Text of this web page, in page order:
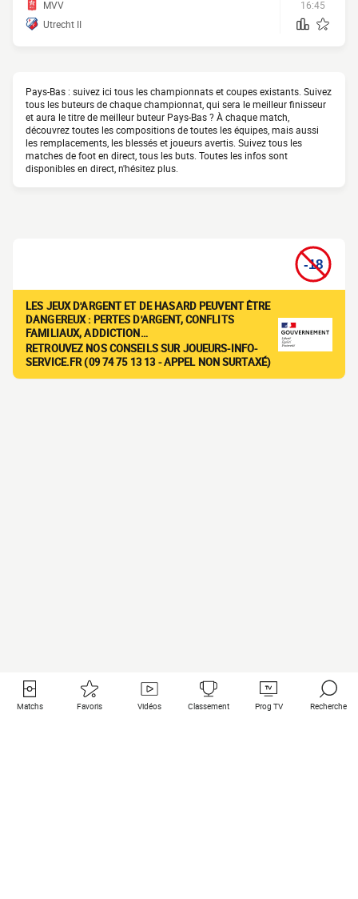
MVV
Utrecht II
16:45
Pays-Bas : suivez ici tous les championnats et coupes existants. Suivez
tous les buteurs de chaque championnat, qui sera le meilleur finisseur
et aura le titre de meilleur buteur Pays-Bas ? À chaque match,
découvrez toutes les compositions de toutes les équipes, mais aussi
les remplacements, les blessés et joueurs avertis. Suivez tous les
matches de foot en direct, tous les buts. Toutes les infos sont
disponibles en direct, n'hésitez plus.
LES JEUX D'ARGENT ET DE HASARD PEUVENT ÊTRE
DANGEREUX : PERTES D'ARGENT, CONFLITS
FAMILIAUX, ADDICTION…
RETROUVEZ NOS CONSEILS SUR JOUEURS-INFO-
SERVICE.FR (09 74 75 13 13 - APPEL NON SURTAXÉ)
Matchs Favoris Vidéos Classement Prog TV Recherche